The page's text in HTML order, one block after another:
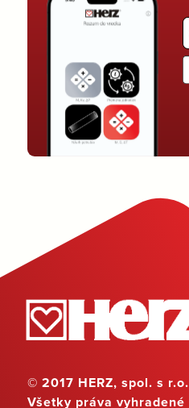
© 2017 HERZ, spol. s r.o.
Všetky práva vyhradené